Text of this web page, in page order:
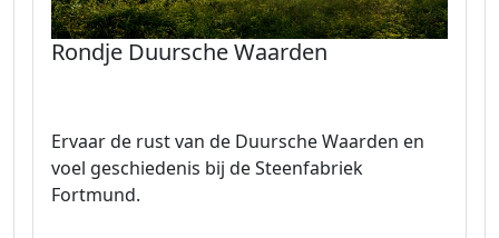
Rondje Duursche Waarden
Ervaar de rust van de Duursche Waarden en
voel geschiedenis bij de Steenfabriek
Fortmund.